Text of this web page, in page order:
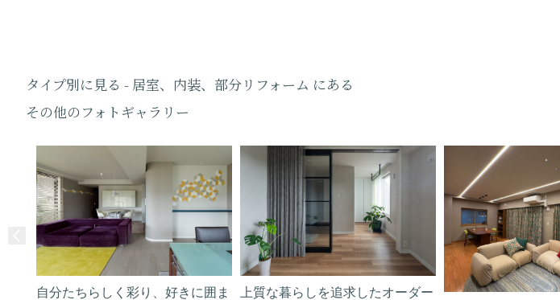
タイプ別に見る - 居室、内装、部分リフォーム にある
その他のフォトギャラリー
自分たちらしく彩り、好きに囲ま
上質な暮らしを追求したオーダー